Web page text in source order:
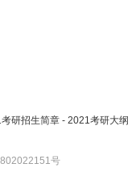
研招生简章 - 2021考研大纲
号